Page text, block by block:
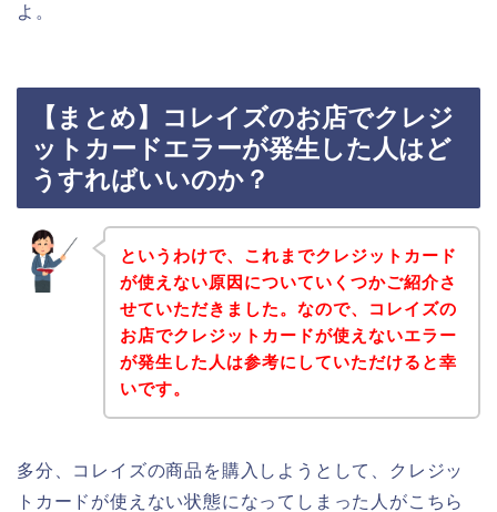
よ。
【まとめ】コレイズのお店でクレジ
ットカードエラーが発生した人はど
うすればいいのか？
というわけで、これまでクレジットカード
が使えない原因についていくつかご紹介さ
せていただきました。なので、コレイズの
お店でクレジットカードが使えないエラー
が発生した人は参考にしていただけると幸
いです。
多分、コレイズの商品を購入しようとして、クレジッ
トカードが使えない状態になってしまった人がこちら